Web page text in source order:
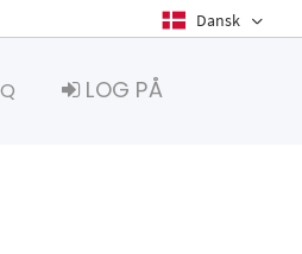
LOG PÅ